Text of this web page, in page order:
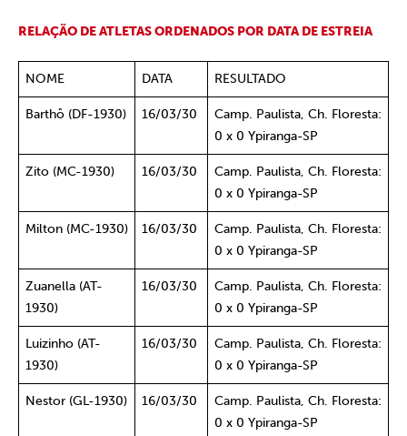
RELAÇÃO DE ATLETAS ORDENADOS POR DATA DE ESTREIA
NOME DATA RESULTADO
Barthô (DF-1930) 16/03/30
Camp. Paulista, Ch. Floresta:
0 x 0 Ypiranga-SP
Zito (MC-1930) 16/03/30
Camp. Paulista, Ch. Floresta:
0 x 0 Ypiranga-SP
Milton (MC-1930) 16/03/30
Camp. Paulista, Ch. Floresta:
0 x 0 Ypiranga-SP
Zuanella (AT-
1930)
16/03/30
Camp. Paulista, Ch. Floresta:
0 x 0 Ypiranga-SP
Luizinho (AT-
1930)
16/03/30
Camp. Paulista, Ch. Floresta:
0 x 0 Ypiranga-SP
Nestor (GL-1930) 16/03/30
Camp. Paulista, Ch. Floresta:
0 x 0 Ypiranga-SP